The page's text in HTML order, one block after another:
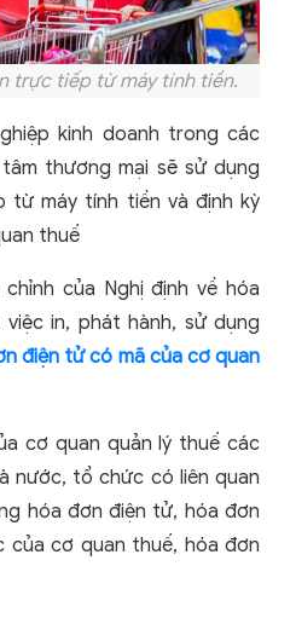
trực tiếp từ máy tính tiền.
kinh doanh trong các
thương mại sẽ sử dụng
máy tính tiền và định kỳ
thuế
của Nghị định về hóa
in, phát hành, sử dụng
điện tử có mã của cơ quan
cơ quan quản lý thuế các
nước, tổ chức có liên quan
hóa đơn điện tử, hóa đơn
cơ quan thuế, hóa đơn